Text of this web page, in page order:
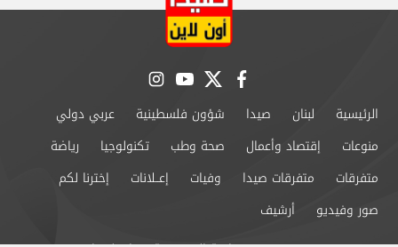
facebook
twitter
youtube
instagram
الرئيسية لبنان صيدا شؤون فلسطينية
عربي دولي
منوعات
إقتصاد وأعمال صحة وطب تكنولوجيا
رياضة
متفرقات
متفرقات صيدا وفيات إعــلانات
إخترنا لكم
صور وفيديو
أرشيف